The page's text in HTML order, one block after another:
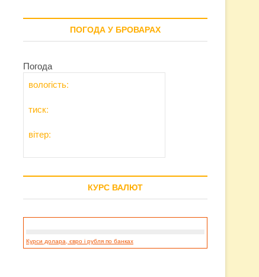
ПОГОДА У БРОВАРАХ
Погода
вологість:
тиск:
вітер:
КУРС ВАЛЮТ
Курси долара, євро і рубля по банках